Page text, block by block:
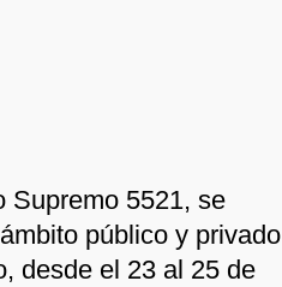
Supremo 5521, se
público y privado
desde el 23 al 25 de